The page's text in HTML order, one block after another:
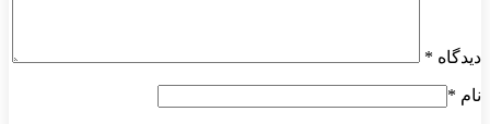
دیدگاه *
نام *